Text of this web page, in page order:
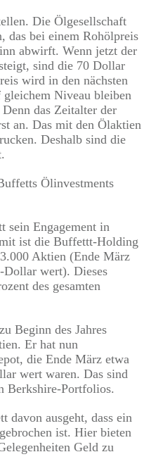
Die Ölgesellschaft
das bei einem Rohölpreis
abwirft. Wenn jetzt der
sind die 70 Dollar
wird in den nächsten
Niveau bleiben
das Zeitalter der
an. Das mit den Ölaktien
Deshalb sind die
Ölinvestments
sein Engagement in
ist die Buffettt-Holding
Aktien (Ende März
wert). Dieses
des gesamten
Beginn des Jahres
Er hat nun
die Ende März etwa
wert waren. Das sind
Berkshire-Portfolios.
davon ausgeht, dass ein
ist. Hier bieten
Geld zu